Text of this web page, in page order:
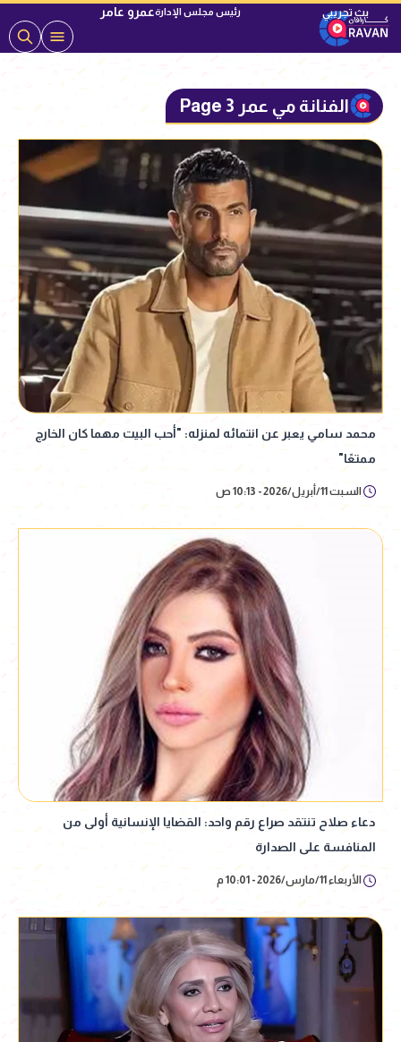
رئيس مجلس الإدارةعمرو عامر
الفنانة مي عمر Page 3
محمد سامي يعبر عن انتمائه لمنزله: "أحب البيت مهما كان الخارج
ممتعًا"
السبت 11/أبريل/2026 - 10:13 ص
دعاء صلاح تنتقد صراع رقم واحد: القضايا الإنسانية أولى من
المنافسة على الصدارة
الأربعاء 11/مارس/2026 - 10:01 م